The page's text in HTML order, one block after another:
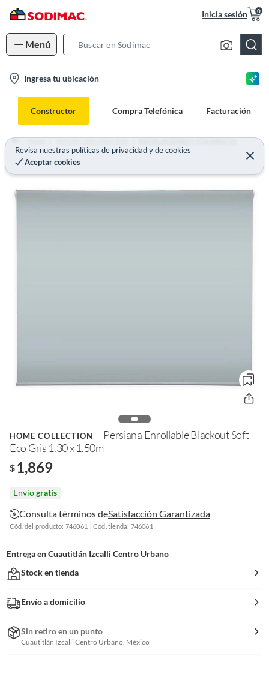
Inicia sesión 0
Menú
c
B
a
n
Ingresa tu ubicación
Constructor Compra Telefónica Facturación
Revisa nuestras políticas de privacidadydecookies
Aceptar cookies
Home HOGAR - DECORACION INSTALACIONES Y VTA DIRECTA
HOME COLLECTION
Persiana Enrollable Blackout Soft
Eco Gris 1.30 x 1.50m
$ 1,869
Envíogratis
Consulta términos deSatisfacción Garantizada
Cód. del producto: 746061 Cód. tienda: 746061
Entrega en Cuautitlán Izcalli Centro Urbano
Stock en tienda
Envío a domicilio
Sin retiro en un punto
Cuautitlán Izcalli Centro Urbano, México